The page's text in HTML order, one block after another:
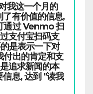
我这一个月的
有价值的信息,
通过 Venmo 扫
支付宝扫码支
是表示一下对
付出的肯定和支
追求新闻的本
信息, 达到 "读我